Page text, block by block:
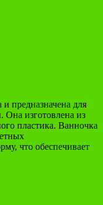
и предназначена для
изготовлена из
пластика. Ванночка
что обеспечивает